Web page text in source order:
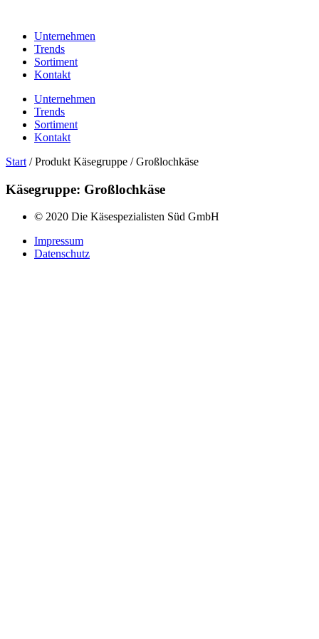
Unternehmen
Trends
Sortiment
Kontakt
Unternehmen
Trends
Sortiment
Kontakt
Start / Produkt Käsegruppe / Großlochkäse
Käsegruppe: Großlochkäse
© 2020 Die Käsespezialisten Süd GmbH
Impressum
Datenschutz